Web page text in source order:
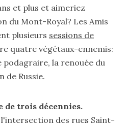
et plus et aimeriez
du Mont-Royal? Les Amis
plusieurs sessions de
quatre végétaux-ennemis:
podagraire, la renouée du
de Russie.
de trois décennies.
des rues Saint-